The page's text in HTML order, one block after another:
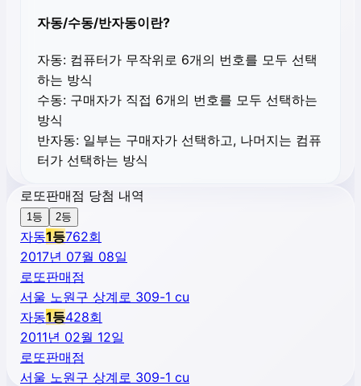
자동/수동/반자동이란?
자동: 컴퓨터가 무작위로 6개의 번호를 모두 선택
하는 방식
수동: 구매자가 직접 6개의 번호를 모두 선택하는
방식
반자동: 일부는 구매자가 선택하고, 나머지는 컴퓨
터가 선택하는 방식
로또판매점 당첨 내역
1등 2등
자동1등762회
2017년 07월 08일
로또판매점
서울 노원구 상계로 309-1 cu
자동1등428회
2011년 02월 12일
로또판매점
서울 노원구 상계로 309-1 cu